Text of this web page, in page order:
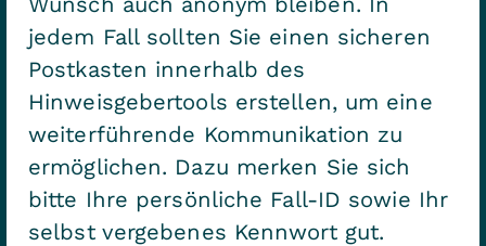
jedem Fall sollten Sie einen sicheren
Postkasten innerhalb des
Hinweisgebertools erstellen, um eine
weiterführende Kommunikation zu
ermöglichen. Dazu merken Sie sich
bitte Ihre persönliche Fall-ID sowie Ihr
selbst vergebenes Kennwort gut.